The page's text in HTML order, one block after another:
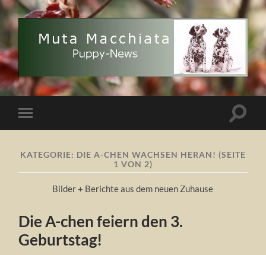
Muta
Macchiata
Puppy
Menü
KATEGORIE: DIE A-CHEN WACHSEN HERAN! (SEITE
1 VON 2)
Bilder + Berichte aus dem neuen Zuhause
Die A-chen feiern den 3.
Geburtstag!